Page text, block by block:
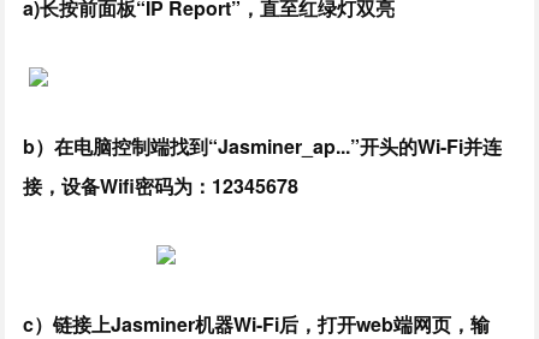
a)长按前面板“IP Report”，直至红绿灯双亮
b）在电脑控制端找到“Jasminer_ap...”开头的Wi-Fi并连
接，设备Wifi密码为：12345678
c）链接上Jasminer机器Wi-Fi后，打开web端网页，输